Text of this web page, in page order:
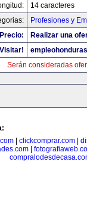
14 caracteres
Profesiones y
Precio:
Realizar una
Visitar!
Serán consideradas
clickcomprar.com
|